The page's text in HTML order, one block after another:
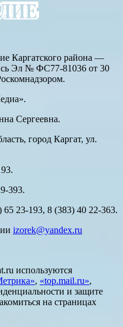
Каргатского района —
Эл № ФС77-81036 от 30
Сергеевна.
город Каргат, ул.
393.
23-193, 8 (383) 40 22-363.
izorek@yandex.ru
используются
, «top.mail.ru»,
и защите
на страницах